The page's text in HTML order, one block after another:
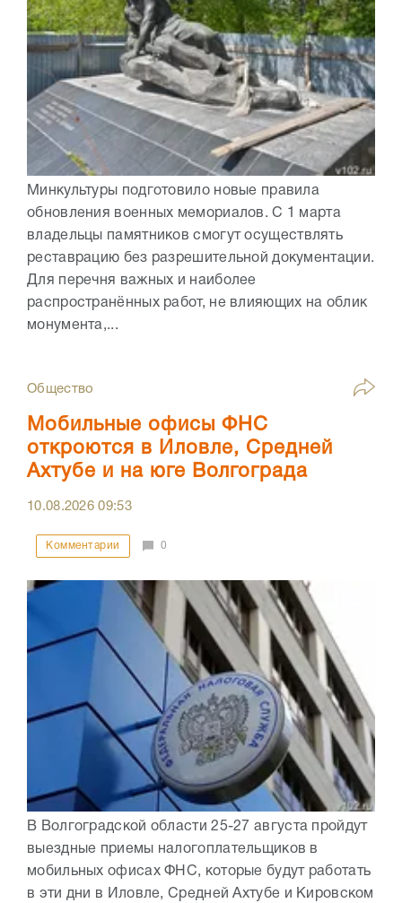
Минкультуры подготовило новые правила
обновления военных мемориалов. С 1 марта
владельцы памятников смогут осуществлять
реставрацию без разрешительной документации.
Для перечня важных и наиболее
распространённых работ, не влияющих на облик
монумента,...
Общество
Мобильные офисы ФНС
откроются в Иловле, Средней
Ахтубе и на юге Волгограда
10.08.202609:53
Комментарии 0
В Волгоградской области 25-27 августа пройдут
выездные приемы налогоплательщиков в
мобильных офисах ФНС, которые будут работать
в эти дни в Иловле, Средней Ахтубе и Кировском